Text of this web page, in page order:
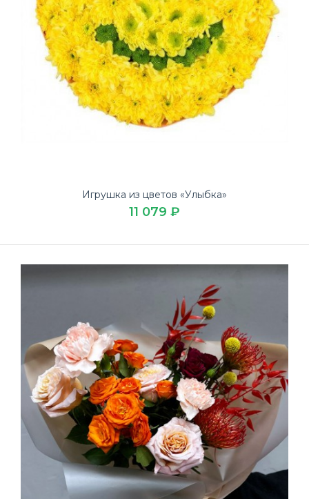
Игрушка из цветов «Улыбка»
11 079 ₽